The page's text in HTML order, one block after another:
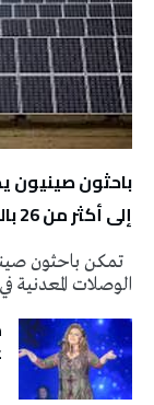
باحثون صينيون
إلى أكثر من 26 بالمئ
تمكن باحثون
الوصلات المعدنية